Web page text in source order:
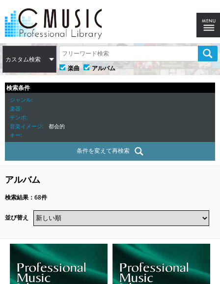
カスタム検索
楽曲
アルバム
検索条件
ジャンル
楽器
テンポ
音楽イメージ
都会的
キー
条件を変えて再検索
アルバム
検索結果：68件
並び替え